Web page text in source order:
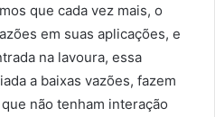
que cada vez mais, o
em suas aplicações, e
na lavoura, essa
a baixas vazões, fazem
não tenham interação